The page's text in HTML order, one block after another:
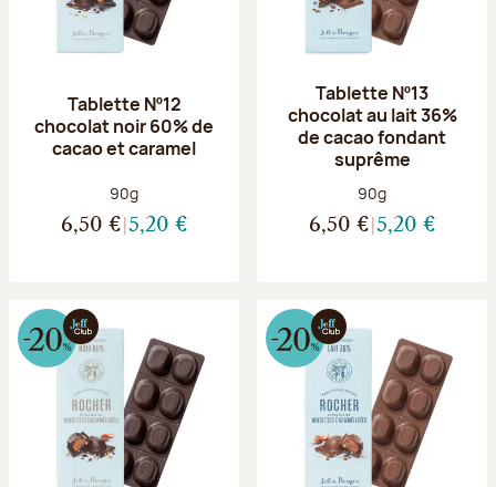
Tablette Nº12
chocolat noir 60% de
cacao et caramel
Poids net :
90g
6,50 € 5,20 €
Tablette Nº13
chocolat au lait 36%
de cacao fondant
suprême
Poids net :
90g
6,50 € 5,20 €